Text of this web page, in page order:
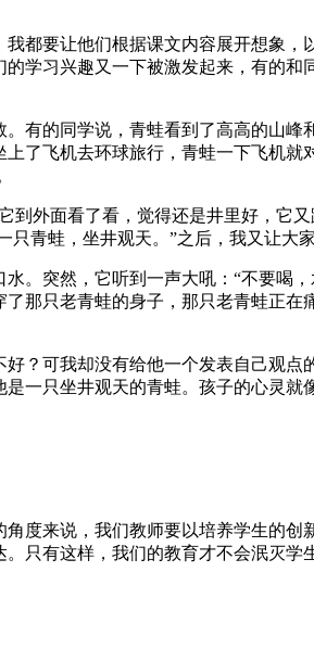
都要让他们根据课文内容展开想象，
学习兴趣又一下被激发起来，有的和
的同学说，青蛙看到了高高的山峰
了飞机去环球旅行，青蛙一下飞机就
外面看了看，觉得还是井里好，它又
青蛙，坐井观天。”之后，我又让大
突然，它听到一声大吼：“不要喝，
那只老青蛙的身子，那只老青蛙正在
可我却没有给他一个发表自己观点
一只坐井观天的青蛙。孩子的心灵就
度来说，我们教师要以培养学生的创
只有这样，我们的教育才不会泯灭学